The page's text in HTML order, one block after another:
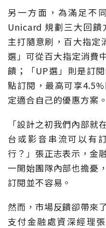
另一方面，為滿足不
Unicard 規劃三大回饋
主打隨意刷，百大指定
選」可從百大指定消費
饋；「UP選」則是訂
點訂閱，最高可享
定適合自己的優惠方案。
「設計之初我們內部就
台或影音串流可以有
行？」張正志表示，金
一開始團隊內部也擔憂
訂閱並不容易。
然而，市場反饋卻帶來
支付金融處資深經理